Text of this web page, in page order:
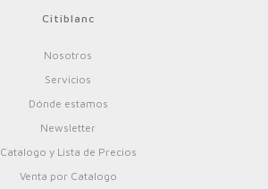
Citiblanc
Nosotros
Servicios
Dónde estamos
Newsletter
Catalogo y Lista de Precios
Venta por Catalogo